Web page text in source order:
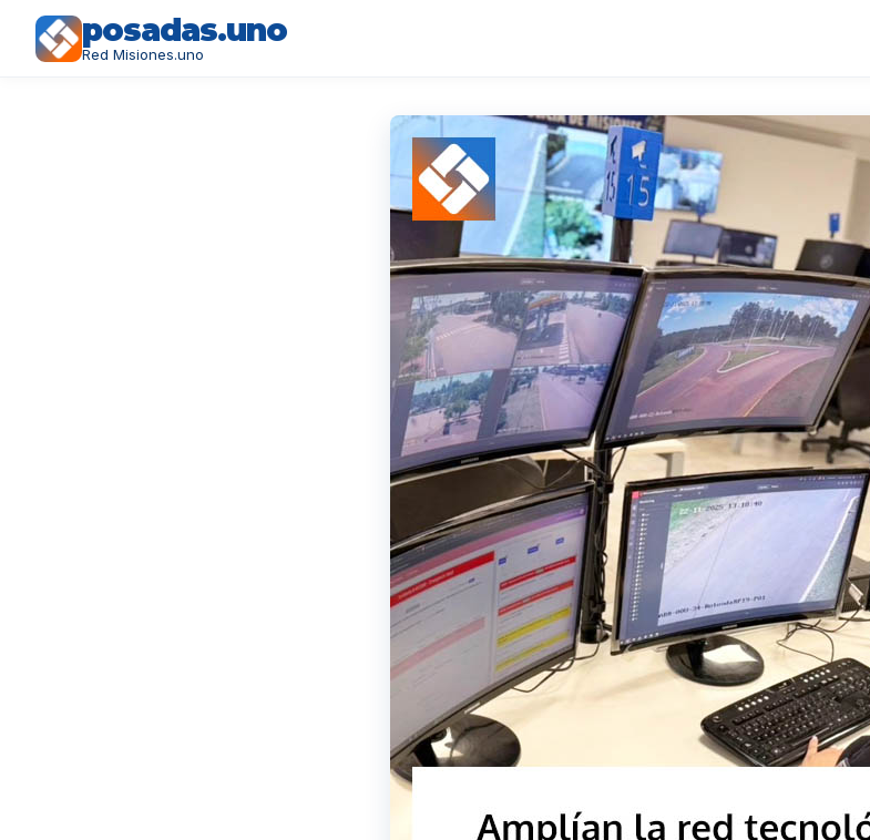
posadas.uno
Red Misiones.uno